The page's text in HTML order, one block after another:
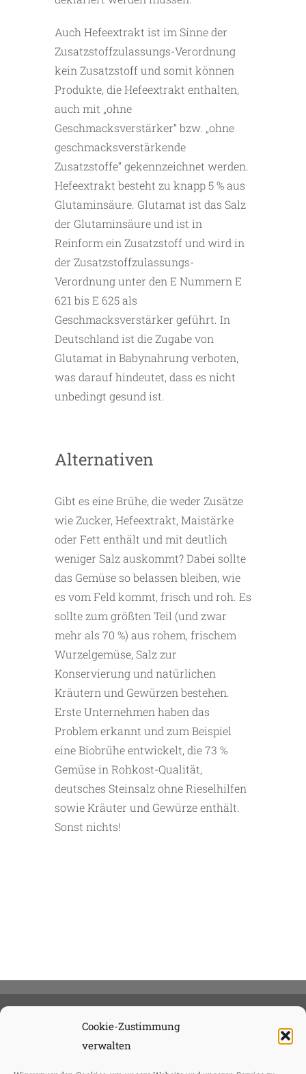
Cookie-Zustimmung
verwalten
Auch Hefeextrakt ist im Sinne der
Zusatzstoffzulassungs-Verordnung
kein Zusatzstoff und somit können
Produkte, die Hefeextrakt enthalten,
auch mit „ohne
Geschmacksverstärker“ bzw. „ohne
geschmacksverstärkende
Zusatzstoffe“ gekennzeichnet werden.
Hefeextrakt besteht zu knapp 5 % aus
Glutaminsäure. Glutamat ist das Salz
der Glutaminsäure und ist in
Reinform ein Zusatzstoff und wird in
der Zusatzstoffzulassungs-
Verordnung unter den E Nummern E
621 bis E 625 als
Geschmacksverstärker geführt. In
Deutschland ist die Zugabe von
Glutamat in Babynahrung verboten,
was darauf hindeutet, dass es nicht
unbedingt gesund ist.
Alternativen
Gibt es eine Brühe, die weder Zusätze
wie Zucker, Hefeextrakt, Maistärke
oder Fett enthält und mit deutlich
weniger Salz auskommt? Dabei sollte
das Gemüse so belassen bleiben, wie
es vom Feld kommt, frisch und roh. Es
sollte zum größten Teil (und zwar
mehr als 70 %) aus rohem, frischem
Wurzelgemüse, Salz zur
Konservierung und natürlichen
Kräutern und Gewürzen bestehen.
Erste Unternehmen haben das
Problem erkannt und zum Beispiel
eine Biobrühe entwickelt, die 73 %
Gemüse in Rohkost-Qualität,
deutsches Steinsalz ohne Rieselhilfen
sowie Kräuter und Gewürze enthält.
Sonst nichts!